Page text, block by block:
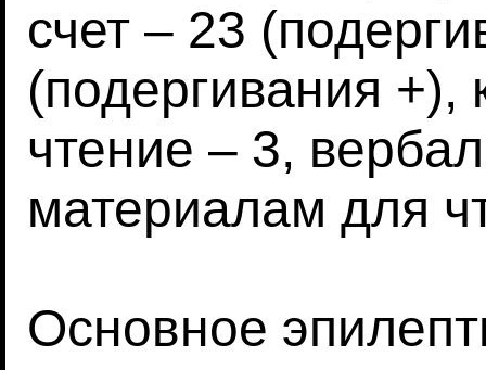
счет – 23
(подергивания +),
чтение – 3,
материалам для
Основное